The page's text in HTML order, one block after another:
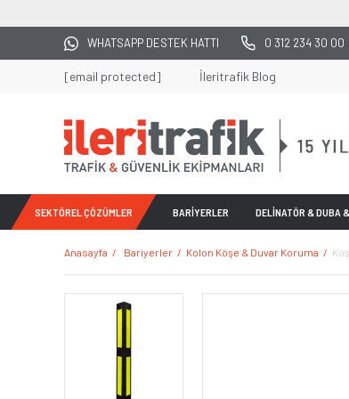
WHATSAPP DESTEK HATTI 0 312 234 30 00
[email protected] İleritrafik Blog
SEKTÖREL ÇÖZÜMLER BARİYERLER DELİNATÖR & DUBA
Anasayfa Bariyerler Kolon Köşe & Duvar Koruma